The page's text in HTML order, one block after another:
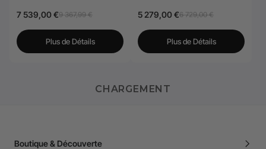
7 539,00 €9 367,99 €
Plus de Détails
5 279,00 €6 729,00 €
Plus de Détails
CHARGEMENT
Boutique & Découverte